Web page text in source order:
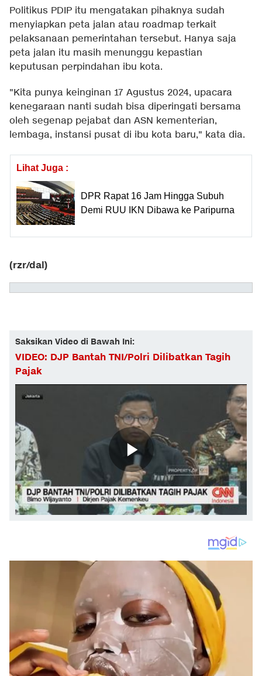
Politikus PDIP itu mengatakan pihaknya sudah
menyiapkan peta jalan atau roadmap terkait
pelaksanaan pemerintahan tersebut. Hanya saja
peta jalan itu masih menunggu kepastian
keputusan perpindahan ibu kota.
"Kita punya keinginan 17 Agustus 2024, upacara
kenegaraan nanti sudah bisa diperingati bersama
oleh segenap pejabat dan ASN kementerian,
lembaga, instansi pusat di ibu kota baru," kata dia.
Lihat Juga :
DPR Rapat 16 Jam Hingga Subuh
Demi RUU IKN Dibawa ke Paripurna
(rzr/dal)
Saksikan Video di Bawah Ini:
VIDEO: DJP Bantah TNI/Polri Dilibatkan Tagih
Pajak